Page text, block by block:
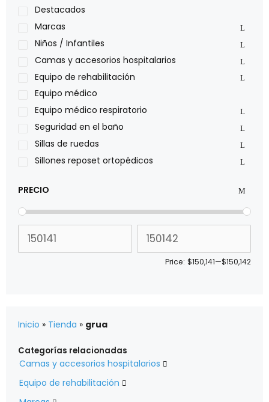
Medical Store
Nidek
Oxiplus
Philips
Pride
Roho
Sillas de ruedas Everest Jennings
Stealth products
Xiehe Medical
Destacados
Marcas
Niños / Infantiles
Camas y accesorios hospitalarios
Equipo de rehabilitación
Equipo médico
Equipo médico respiratorio
Seguridad en el baño
Sillas de ruedas
Sillones reposet ortopédicos
PRECIO
Price: $150,141—$150,142
Inicio » Tienda » grua
Categorías relacionadas
Camas y accesorios hospitalarios 
Equipo de rehabilitación 